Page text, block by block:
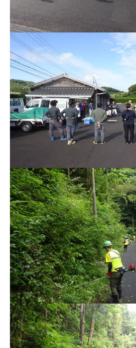
ごみ・リサイクル
各種相談窓口
ライフライン 公
公共施設
便利なサー
くらしの便利情報
ごみ出しおたすけア
各